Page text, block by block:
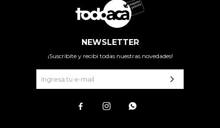
NEWSLETTER
¡Suscribite y recibí todas nuestras novedades!
  